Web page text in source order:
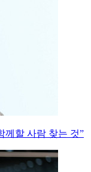
께할 사람 찾는 것”